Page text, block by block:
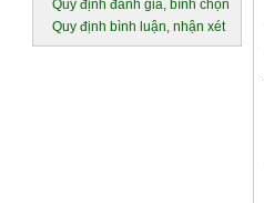
Quy định đánh giá, bình chọn
Quy định bình luận, nhận xét